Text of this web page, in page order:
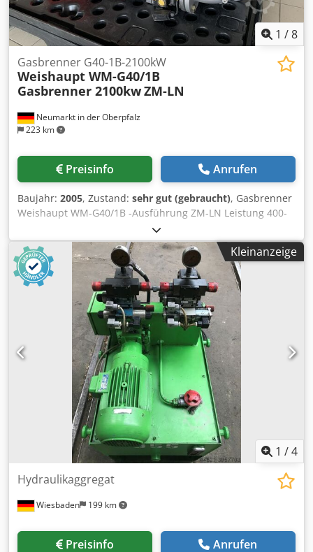
1 /8
Neumarkt in der Oberpfalz
223 km
Gasbrenner G40-1B-2100kW
Weishaupt WM-G40/1B
Gasbrenner 2100kwZM-LN
Preisinfo Anrufen
Baujahr: 2005, Zustand: sehr gut (gebraucht), Gasbrenner
Weishaupt WM-G40/1B -Ausführung ZM-LN Leistung 400-
2100KW: Dedpfx Asf Srcqjkhokr Bj.:2005 inklusive
Gasstrecke von Dungs DN50. Мы говорим по русски!
Besichtigung bitte nur nach telefonische Absprache!
Bevorzugter Verkauf an Händler, Gewerbetreibende oder
Export. Alle Angaben ohne Gewähr, Irrtum und
Zwischenverkauf vorbehalten. Der Verkäufer übernimmt
keine Haftung für Tipp und Datenübermittlungsfehler.
Gern nehmen wir Ihren Gebrauchtkessel oder Brenner in
kauf! Selbstverständlich erledigen wir auch sämtliche
Formalitäten Verladung möglich
Kleinanzeige
1 /4
Wiesbaden 199 km
Hydraulikaggregat
Preisinfo Anrufen